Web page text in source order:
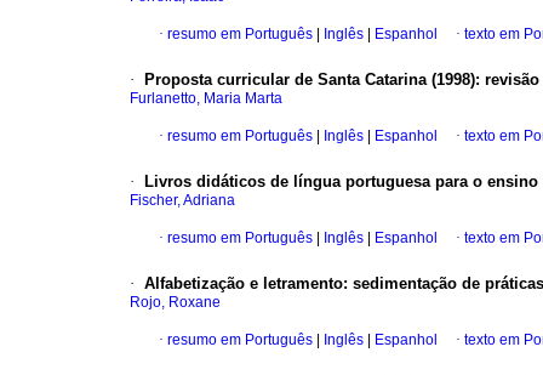
· resumo em Português Inglês Espanhol · texto em
· Proposta curricular de Santa Catarina (1998):
Furlanetto, Maria Marta
· resumo em Português Inglês Espanhol · texto em
· Livros didáticos de língua portuguesa para o
Fischer, Adriana
· resumo em Português Inglês Espanhol · texto em
· Alfabetização e letramento: sedimentação de
Rojo, Roxane
· resumo em Português Inglês Espanhol · texto em